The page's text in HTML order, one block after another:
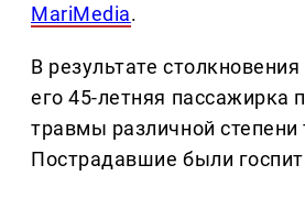
MariMedia.
В результате
его 45-летняя пассажирка
травмы различной степени
Пострадавшие были